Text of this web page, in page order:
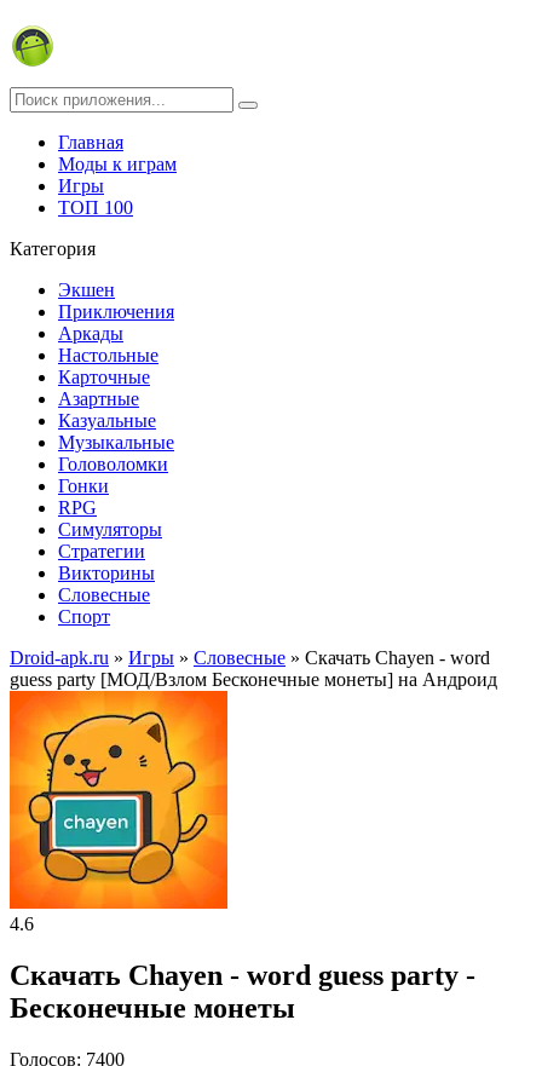
Главная
Моды к играм
Игры
ТОП 100
Категория
Экшен
Приключения
Аркады
Настольные
Карточные
Азартные
Казуальные
Музыкальные
Головоломки
Гонки
RPG
Симуляторы
Стратегии
Викторины
Словесные
Спорт
Droid-apk.ru » Игры » Словесные » Скачать Chayen - word
guess party [МОД/Взлом Бесконечные монеты] на Андроид
4.6
Скачать Chayen - word guess party -
Бесконечные монеты
Голосов: 7400